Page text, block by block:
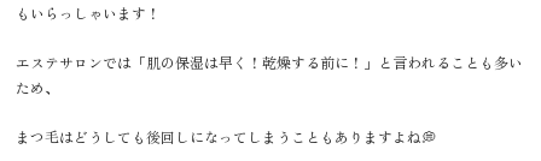
もいらっしゃいます！
エステサロンでは「肌の保湿は早く！乾燥する前に！」と言われることも多い
ため、
まつ毛はどうしても後回しになってしまうこともありますよね💭